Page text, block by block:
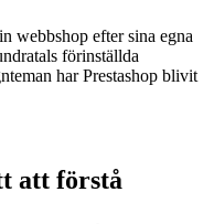
webbshop efter sina egna
förinställda
har Prestashop blivit
att förstå